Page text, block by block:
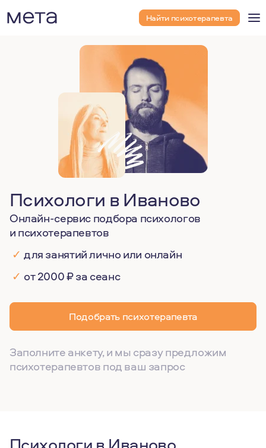
Найти психотерапевта
Психологи в Иваново
Онлайн-сервис подбора психологов
и психотерапевтов
✓ для занятий лично или онлайн
✓ от 2000 ₽ за сеанс
Подобрать психотерапевта
Заполните анкету, и мы сразу предложим
психотерапевтов под ваш запрос